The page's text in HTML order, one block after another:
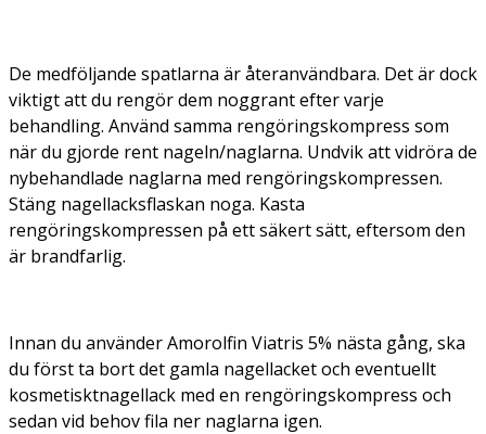
De medföljande spatlarna är återanvändbara. Det är dock
viktigt att du rengör dem noggrant efter varje
behandling. Använd samma rengöringskompress som
när du gjorde rent nageln/naglarna. Undvik att vidröra de
nybehandlade naglarna med rengöringskompressen.
Stäng nagellacksflaskan noga. Kasta
rengöringskompressen på ett säkert sätt, eftersom den
är brandfarlig.
Innan du använder Amorolfin Viatris 5% nästa gång, ska
du först ta bort det gamla nagellacket och eventuellt
kosmetisktnagellack med en rengöringskompress och
sedan vid behov fila ner naglarna igen.